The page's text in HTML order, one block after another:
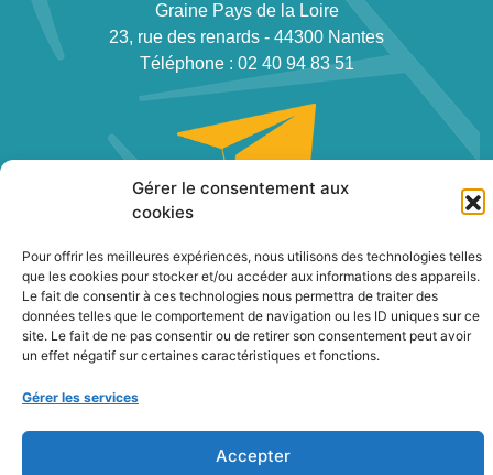
Gérer le consentement aux
cookies
Pour offrir les meilleures expériences, nous utilisons des technologies telles
que les cookies pour stocker et/ou accéder aux informations des appareils.
Le fait de consentir à ces technologies nous permettra de traiter des
données telles que le comportement de navigation ou les ID uniques sur ce
site. Le fait de ne pas consentir ou de retirer son consentement peut avoir
un effet négatif sur certaines caractéristiques et fonctions.
Gérer les services
Accepter
Graine Pays de la Loire
23, rue des renards - 44300 Nantes
Téléphone : 02 40 94 83 51
Newsletter
Contact
Politique de confidentialité des cookies
Conditions générales
Plan du site